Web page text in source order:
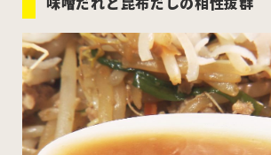
味噌だれと昆布だしの相性抜群